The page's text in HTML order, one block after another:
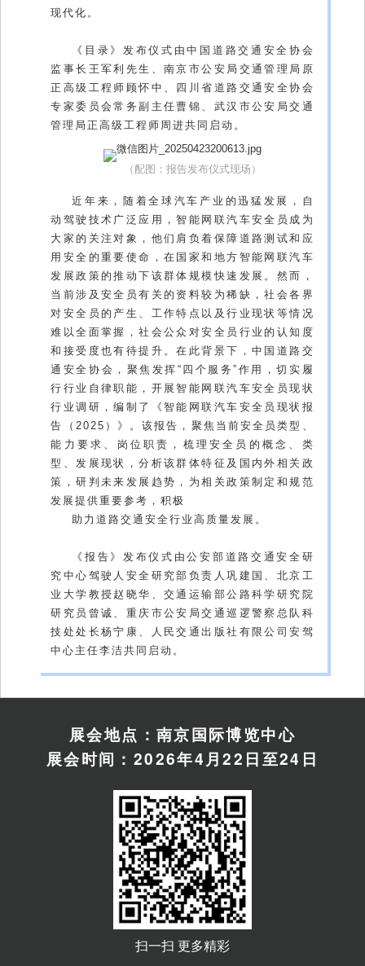
现代化。
《目录》发布仪式由中国道路交通安全协会
监事长王军利先生、南京市公安局交通管理局原
正高级工程师顾怀中、四川省道路交通安全协会
专家委员会常务副主任曹锦、武汉市公安局交通
管理局正高级工程师周进共同启动。
（配图：报告发布仪式现场）
近年来，随着全球汽车产业的迅猛发展，自
动驾驶技术广泛应用，智能网联汽车安全员成为
大家的关注对象，他们肩负着保障道路测试和应
用安全的重要使命，在国家和地方智能网联汽车
发展政策的推动下该群体规模快速发展。然而，
当前涉及安全员有关的资料较为稀缺，社会各界
对安全员的产生、工作特点以及行业现状等情况
难以全面掌握，社会公众对安全员行业的认知度
和接受度也有待提升。在此背景下，中国道路交
通安全协会，聚焦发挥“四个服务”作用，切实履
行行业自律职能，开展智能网联汽车安全员现状
行业调研，编制了《智能网联汽车安全员现状报
告（2025）》。该报告，聚焦当前安全员类型、
能力要求、岗位职责，梳理安全员的概念、类
型、发展现状，分析该群体特征及国内外相关政
策，研判未来发展趋势，为相关政策制定和规范
发展提供重要参考，积极
助力道路交通安全行业高质量发展。
《报告》发布仪式由公安部道路交通安全研
究中心驾驶人安全研究部负责人巩建国、北京工
业大学教授赵晓华、交通运输部公路科学研究院
研究员曾诚、重庆市公安局交通巡逻警察总队科
技处处长杨宁康、人民交通出版社有限公司安驾
中心主任李洁共同启动。
展会地点：南京国际博览中心
展会时间：2026年4月22日至24日
扫一扫 更多精彩